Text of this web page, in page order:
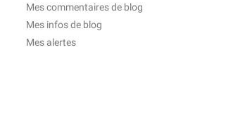
Mes commentaires de blog
Mes infos de blog
Mes alertes